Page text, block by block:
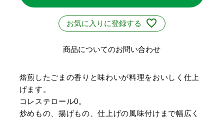
お気に入りに登録する
商品についてのお問い合わせ
焙煎したごまの香りと味わいが料理をおいしく仕上
げます。
コレステロール0。
炒めもの、揚げもの、仕上げの風味付けまで幅広く